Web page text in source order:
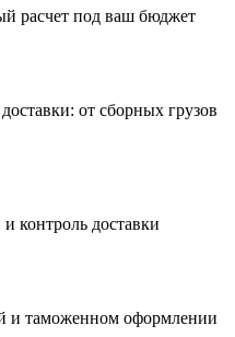
расчет под ваш бюджет
от сборных грузов
контроль доставки
и таможенном оформлении